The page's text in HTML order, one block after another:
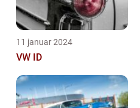
11 januar 2024
VW ID